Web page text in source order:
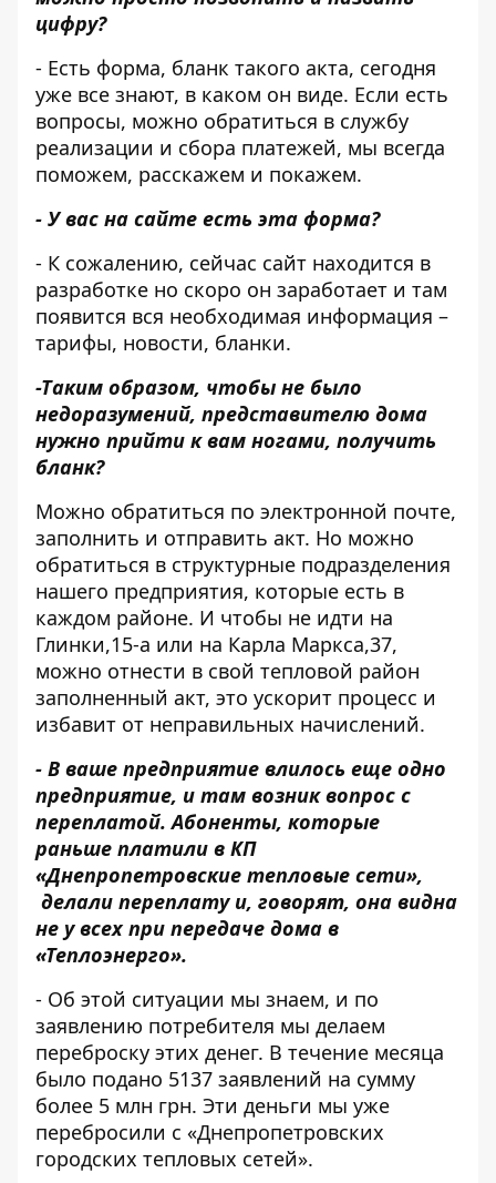
цифру?
- Есть форма, бланк такого акта, сегодня
уже все знают, в каком он виде. Если есть
вопросы, можно обратиться в службу
реализации и сбора платежей, мы всегда
поможем, расскажем и покажем.
- У вас на сайте есть эта форма?
- К сожалению, сейчас сайт находится в
разработке но скоро он заработает и там
появится вся необходимая информация –
тарифы, новости, бланки.
-Таким образом, чтобы не было
недоразумений, представителю дома
нужно прийти к вам ногами, получить
бланк?
Можно обратиться по электронной почте,
заполнить и отправить акт. Но можно
обратиться в структурные подразделения
нашего предприятия, которые есть в
каждом районе. И чтобы не идти на
Глинки,15-а или на Карла Маркса,37,
можно отнести в свой тепловой район
заполненный акт, это ускорит процесс и
избавит от неправильных начислений.
- В ваше предприятие влилось еще одно
предприятие, и там возник вопрос с
переплатой. Абоненты, которые
раньше платили в КП
«Днепропетровские тепловые сети»,
делали переплату и, говорят, она видна
не у всех при передаче дома в
«Теплоэнерго».
- Об этой ситуации мы знаем, и по
заявлению потребителя мы делаем
переброску этих денег. В течение месяца
было подано 5137 заявлений на сумму
более 5 млн грн. Эти деньги мы уже
перебросили с «Днепропетровских
городских тепловых сетей».